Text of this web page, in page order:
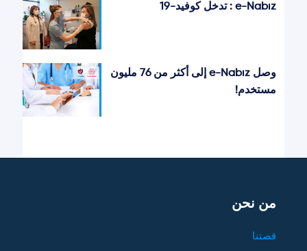
e-Nabız : تدخل كوفيد-19
وصل e-Nabız إلى أكثر من 76 مليون
مستخدم!
من نحن
قصتنا